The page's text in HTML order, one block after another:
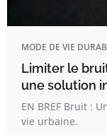
MODE DE VIE
Limiter le
une solution
EN BREF Bruit :
vie urbaine.